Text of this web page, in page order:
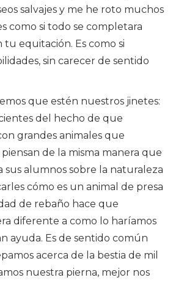
salvajes y me he roto muchos
como si todo se completara
tu equitación. Es como si
sin carecer de sentido
que estén nuestros jinetes:
del hecho de que
grandes animales que
de la misma manera que
sus alumnos sobre la naturaleza
cómo es un animal de presa
de rebaño hace que
diferente a como lo haríamos
ayuda. Es de sentido común
acerca de la bestia de mil
nuestra pierna, mejor nos